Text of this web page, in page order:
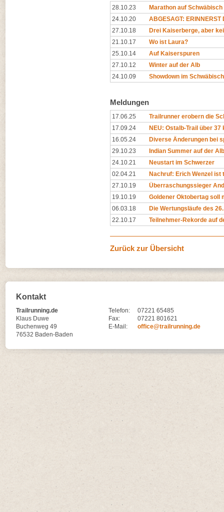
28.10.23
Marathon auf Schwäbisch
24.10.20
ABGESAGT: ERINNERST
27.10.18
Drei Kaiserberge, aber
21.10.17
Wo ist Laura?
25.10.14
Auf Kaiserspuren
27.10.12
Winter auf der Alb
24.10.09
Showdown im
Meldungen
17.06.25
Trailrunner erobern die
17.09.24
NEU: Ostalb-Trail über 37
16.05.24
Diverse Änderungen bei
29.10.23
Indian Summer auf der Alb
24.10.21
Neustart im Schwerzer
02.04.21
Nachruf: Erich Wenzel ist
27.10.19
Überraschungssieger
19.10.19
Goldener Oktobertag soll
06.03.18
Die Wertungsläufe des
22.10.17
Teilnehmer-Rekorde auf
Zurück zur Übersicht
Kontakt
Trailrunning.de
Klaus Duwe
Buchenweg 49
76532 Baden-Baden
Telefon:
07221 65485
Fax:
07221 801621
E-Mail:
office@trailrunning.de